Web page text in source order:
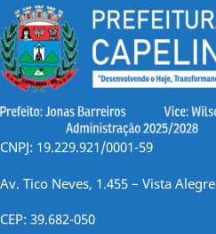
CNPJ: 19.229.921/0001-59
Av. Tico Neves, 1.455 – Vista Alegre
CEP: 39.682-050